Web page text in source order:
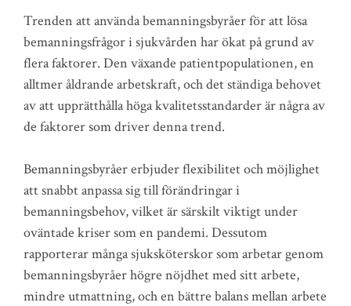
Trenden att använda bemanningsbyråer för att lösa
bemanningsfrågor i sjukvården har ökat på grund av
flera faktorer. Den växande patientpopulationen, en
alltmer åldrande arbetskraft, och det ständiga behovet
av att upprätthålla höga kvalitetsstandarder är några av
de faktorer som driver denna trend.
Bemanningsbyråer erbjuder flexibilitet och möjlighet
att snabbt anpassa sig till förändringar i
bemanningsbehov, vilket är särskilt viktigt under
oväntade kriser som en pandemi. Dessutom
rapporterar många sjuksköterskor som arbetar genom
bemanningsbyråer högre nöjdhet med sitt arbete,
mindre utmattning, och en bättre balans mellan arbete